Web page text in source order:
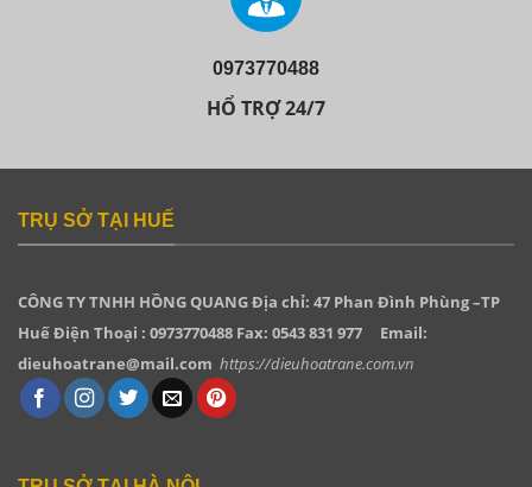
0973770488
HỔ TRỢ 24/7
TRỤ SỞ TẠI HUẾ
CÔNG TY TNHH HỒNG QUANGĐịa chỉ: 47 Phan Đình Phùng –TP
Huế Điện Thoại : 0973770488 Fax: 0543 831 977
Email:
dieuhoatrane@mail.com https://dieuhoatrane.com.vn